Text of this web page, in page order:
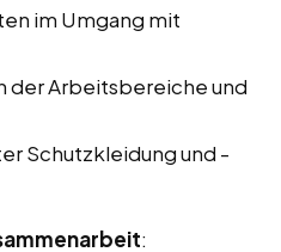
im Umgang mit
der Arbeitsbereiche und
Schutzkleidung und -
: